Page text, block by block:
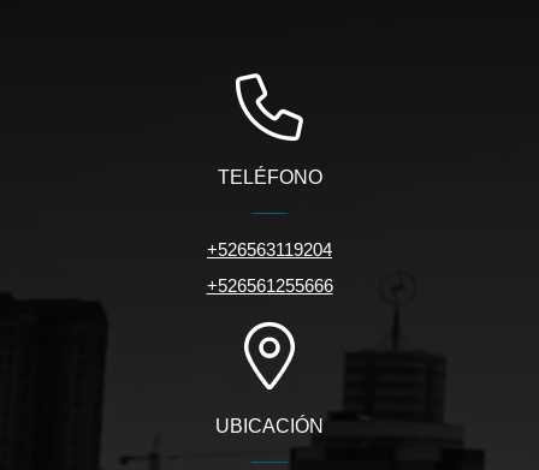
TELÉFONO
+526563119204
+526561255666
UBICACIÓN